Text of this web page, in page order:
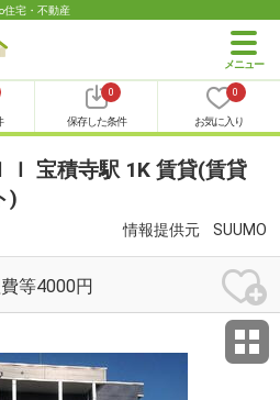
住宅・不動産
0
保存した条件
0
お気に入り
Ｉ 宝積寺駅 1K 賃貸(賃貸
)
情報提供元 SUUMO
等4000円